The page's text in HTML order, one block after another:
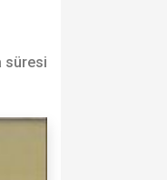
süresi